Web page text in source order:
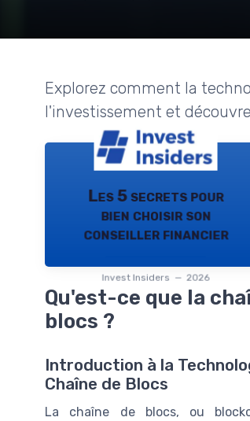
Explorez comment la
l'investissement et
Les 5 secrets pour
bien choisir son
conseiller financier
Invest Insiders — 2026
Qu'est-ce que la
blocs ?
Introduction à la
Chaîne de Blocs
La chaîne de blocs, ou